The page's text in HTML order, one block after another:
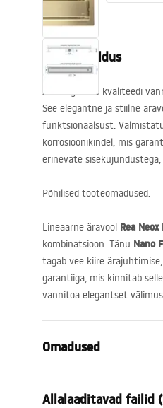
Tootekirjeldus
Avastage uue kvaliteedi
See elegantne ja stiilne
funktsionaalsust.
korrosioonikindel, mis
erinevate
Põhilised tooteomadused:
Lineaarne äravool Rea
kombinatsioon. Tänu Nano
tagab vee kiire
garantiiga, mis kinnitab
vannitoa elegantset
Omadused
Allalaaditavad failid